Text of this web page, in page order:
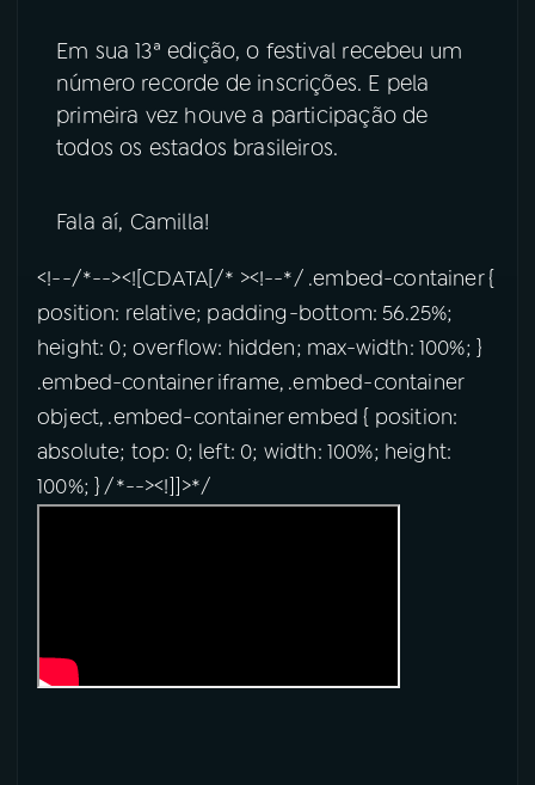
Em sua 13ª edição, o festival recebeu um
número recorde de inscrições. E pela
primeira vez houve a participação de
todos os estados brasileiros.
Fala aí, Camilla!
<!--/*--><![CDATA[/* ><!--*/ .embed-container {
position: relative; padding-bottom: 56.25%;
height: 0; overflow: hidden; max-width: 100%; }
.embed-container iframe, .embed-container
object, .embed-container embed { position:
absolute; top: 0; left: 0; width: 100%; height:
100%; } /*--><!]]>*/